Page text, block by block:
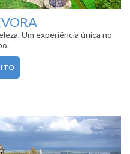
Um experiência única no